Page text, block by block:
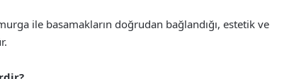
ile basamakların doğrudan bağlandığı, estetik ve